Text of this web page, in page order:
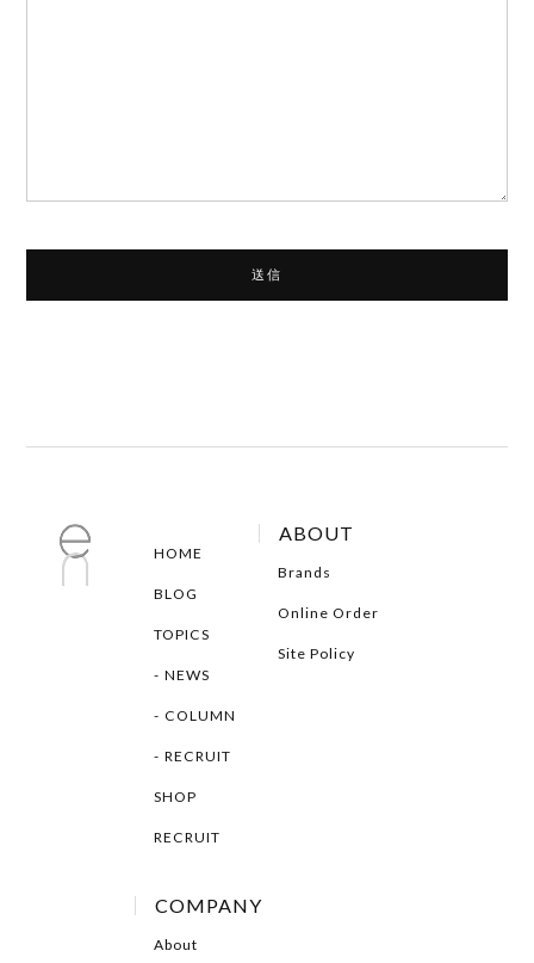
HOME
BLOG
TOPICS
NEWS
COLUMN
RECRUIT
SHOP
RECRUIT
ABOUT
Brands
Online Order
Site Policy
COMPANY
About